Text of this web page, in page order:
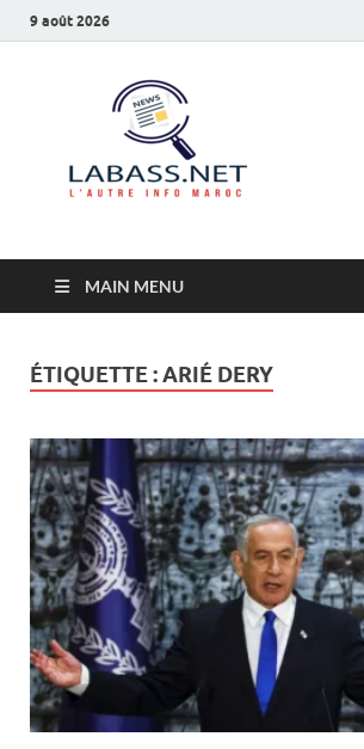
9 août 2026
MAIN MENU
ÉTIQUETTE :ARIÉ DERY